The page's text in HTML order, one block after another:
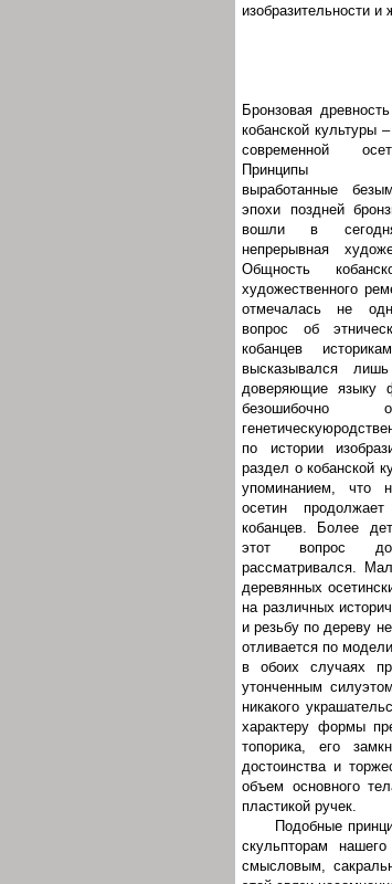
изобразительности и
Бронзовая
кобанской культуры
современной
Принципы
выработанные
эпохи поздней
вошли в
непрерывная
Общность
художественного
отмечалась не
вопрос об
кобанцев
высказывался лишь
доверяющие языку
безошибочно
по истории
раздел о кобанской
упоминанием, что
осетин
кобанцев. Более
этот вопрос
рассматривался.
деревянных
на различных
и резьбу по дереву
отливается по
в обоих случаях
утонченным
никакого
характеру формы
топорика, его
достоинства и
объем основного
пластикой ручек.
Подобные
скульпторам
смысловым,